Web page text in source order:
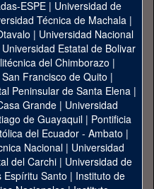
ESPE | Universidad de
Técnica de Machala|
| Universidad Nacional
Universidad Estatal de Bolivar
del Chimborazo |
Francisco de Quito |
Peninsular de Santa Elena|
Grande | Universidad
de Guayaquil| Pontificia
del Ecuador - Ambato |
Nacional| Universidad
del Carchi| Universidad de
Espíritu Santo | Instituto de